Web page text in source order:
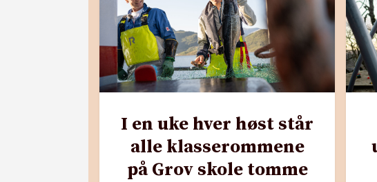
I en uke hver høst står
alle klasserommene
på Grov skole tomme